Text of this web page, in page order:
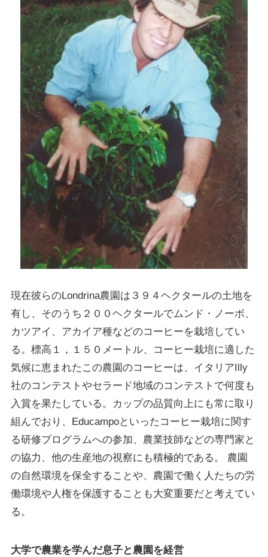
現在彼らのLondrina農園は３９４ヘクタールの土地を
有し、そのうち２００ヘクタールでムンド・ノーボ、
カツアイ、アカイア種などのコーヒーを栽培してい
る。標高１，１５０メートル、コーヒー栽培に適した
気候に恵まれたこの農園のコーヒーは、イタリアIlly
社のコンテストやセラード地域のコンテストで何度も
入賞を果たしている。カップの品質向上にも常に取り
組んでおり、Educampoといったコーヒー栽培に関す
る研修プログラムへの参加、農業技師などの専門家と
の協力、他の生産地の視察にも積極的である。 農園
の自然環境を保全することや、農園で働く人たちの労
働環境や人権を保護することも大変重要だと考えてい
る。
大学で農業を学んだ息子と農園を経営